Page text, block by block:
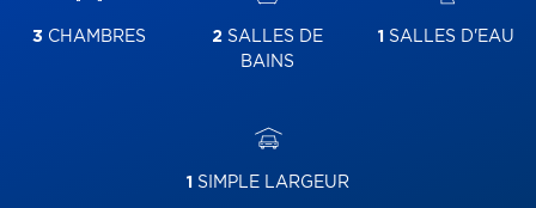
3 CHAMBRES 2 SALLES DE
BAINS
1 SALLES D'EAU
1 SIMPLE LARGEUR